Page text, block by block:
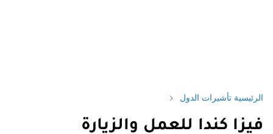
الرئيسية تأشيرات الدول
فيزا كندا للعمل والزيارة